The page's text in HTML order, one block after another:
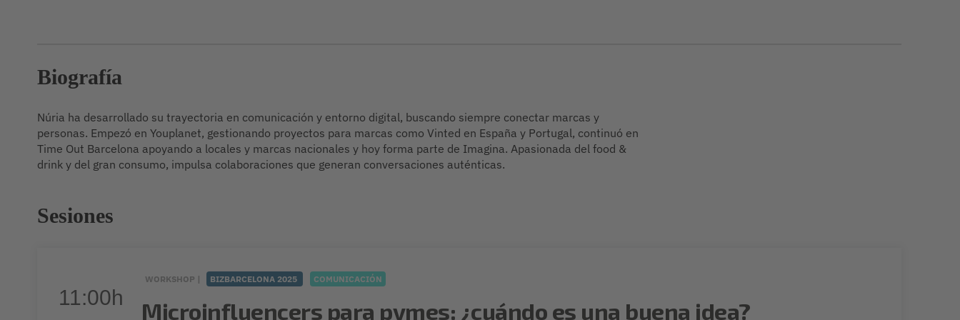
Biografía
Núria ha desarrollado su trayectoria en comunicación y entorno digital, buscando siempre conectar marcas y
personas. Empezó en Youplanet, gestionando proyectos para marcas como Vinted en España y Portugal, continuó en
Time Out Barcelona apoyando a locales y marcas nacionales y hoy forma parte de Imagina. Apasionada del food &
drink y del gran consumo, impulsa colaboraciones que generan conversaciones auténticas.
Sesiones
11:00h
WORKSHOP | BIZBARCELONA 2025 COMUNICACIÓN
Microinfluencers para pymes: ¿cuándo es una buena idea?